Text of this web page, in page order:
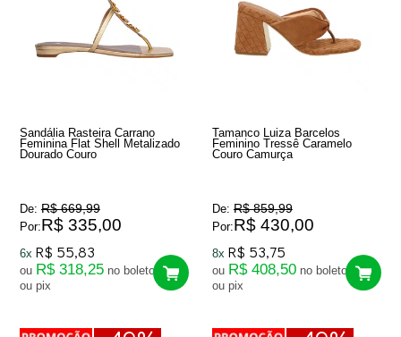
Sandália Rasteira Carrano
Feminina Flat Shell Metalizado
Dourado Couro
De: R$ 669,99
Por:R$ 335,00
6x R$ 55,83
ou R$ 318,25 no boleto
ou pix
Tamanco Luiza Barcelos
Feminino Tressê Caramelo
Couro Camurça
De: R$ 859,99
Por:R$ 430,00
8x R$ 53,75
ou R$ 408,50 no boleto
ou pix